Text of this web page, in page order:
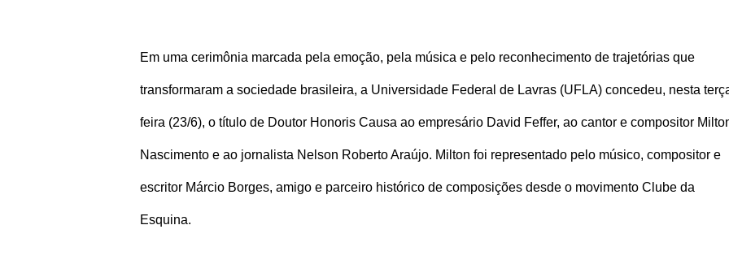
Em uma cerimônia marcada pela emoção, pela música e pelo reconhecimento de trajetórias que
transformaram a sociedade brasileira, a Universidade Federal de Lavras (UFLA) concedeu, nesta
feira (23/6), o título de Doutor Honoris Causa ao empresário David Feffer, ao cantor e compositor
Nascimento e ao jornalista Nelson Roberto Araújo. Milton foi representado pelo músico, compositor e
escritor Márcio Borges, amigo e parceiro histórico de composições desde o movimento Clube da
Esquina.